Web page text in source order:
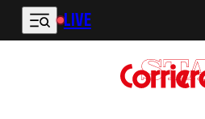
Vai al contenuto principale
LIVE